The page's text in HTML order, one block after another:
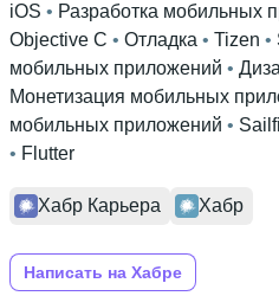
iOS • Разработка мобильных
Objective C • Отладка • Tizen •
мобильных приложений •
Монетизация мобильных
мобильных приложений •
• Flutter
Хабр Карьера Хабр
Написать на Хабре